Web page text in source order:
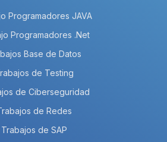
Programadores JAVA
Programadores .Net
Base de Datos
de Testing
de Ciberseguridad
de Redes
Trabajos de SAP